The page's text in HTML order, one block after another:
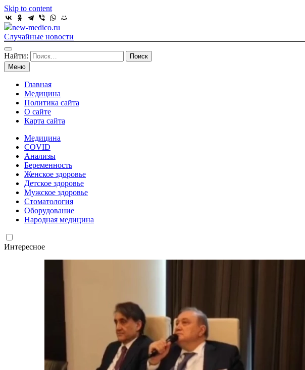
Skip to content
new-medico.ru
Случайные новости
Найти:
Меню
Главная
Медицина
Политика сайта
О сайте
Карта сайта
Медицина
COVID
Анализы
Беременность
Женское здоровье
Детское здоровье
Мужское здоровье
Стоматология
Оборудование
Народная медицина
Интересное